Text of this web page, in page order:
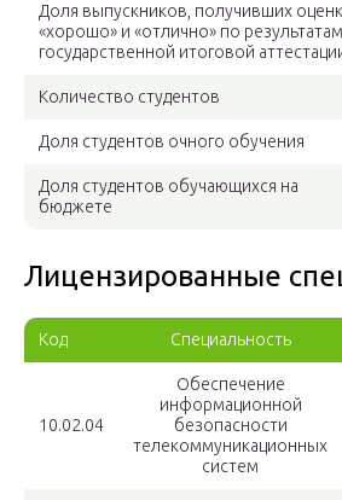
Доля выпускников, получивших
«хорошо» и «отлично» по результатам
государственной итоговой
Количество студентов
Доля студентов очного обучения
Доля студентов обучающихся на
бюджете
Лицензированные
Код Специальность
10.02.04
Обеспечение
информационной
безопасности
телекоммуникационных
систем